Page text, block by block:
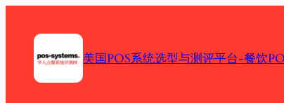
content
美国POS系统选型与测评平台-餐饮